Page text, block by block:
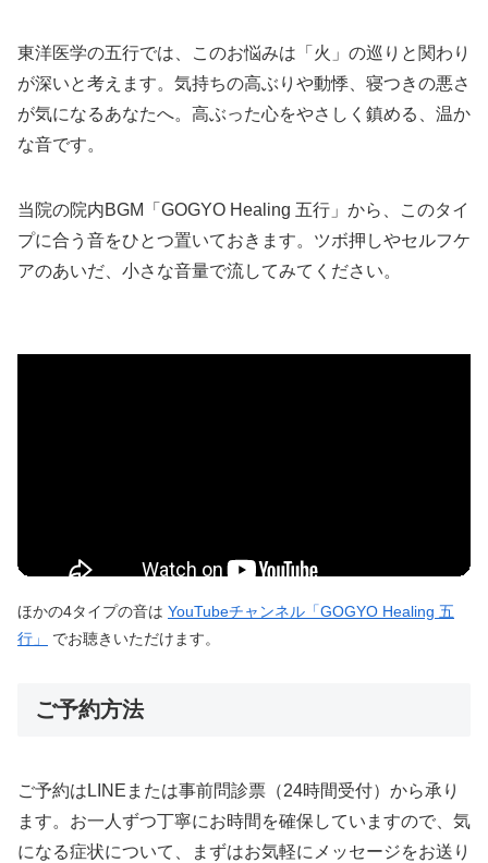
東洋医学の五行では、このお悩みは「火」の巡りと関わり
が深いと考えます。気持ちの高ぶりや動悸、寝つきの悪さ
が気になるあなたへ。高ぶった心をやさしく鎮める、温か
な音です。
当院の院内BGM「GOGYO Healing 五行」から、このタイ
プに合う音をひとつ置いておきます。ツボ押しやセルフケ
アのあいだ、小さな音量で流してみてください。
ほかの4タイプの音は YouTubeチャンネル「GOGYO Healing 五
行」
でお聴きいただけます。
ご予約方法
ご予約はLINEまたは事前問診票（24時間受付）から承り
ます。お一人ずつ丁寧にお時間を確保していますので、気
になる症状について、まずはお気軽にメッセージをお送り